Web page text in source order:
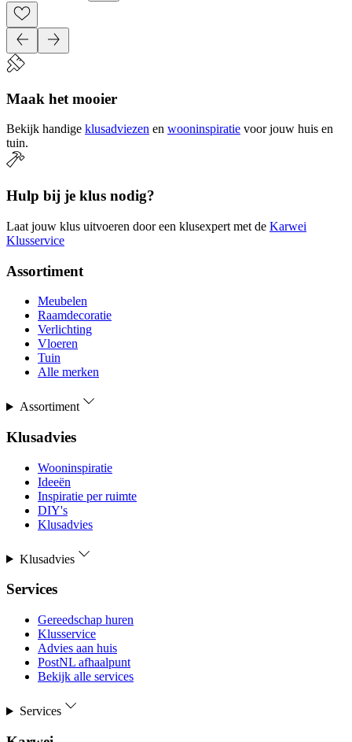
Maak het mooier
Bekijk handige klusadviezen en wooninspiratie voor jouw huis en
tuin.
Hulp bij je klus nodig?
Laat jouw klus uitvoeren door een klusexpert met de Karwei
Klusservice
Assortiment
Meubelen
Raamdecoratie
Verlichting
Vloeren
Tuin
Alle merken
Assortiment
Klusadvies
Wooninspiratie
Ideeën
Inspiratie per ruimte
DIY's
Klusadvies
Klusadvies
Services
Gereedschap huren
Klusservice
Advies aan huis
PostNL afhaalpunt
Bekijk alle services
Services